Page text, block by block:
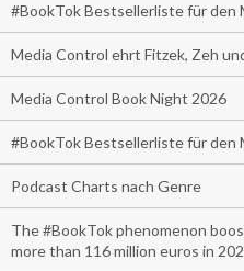
#BookTok Bestsellerliste für den
Media Control ehrt Fitzek, Zeh
Media Control Book Night 2026
#BookTok Bestsellerliste für den
Podcast Charts nach Genre
The #BookTok phenomenon
more than 116 million euros in